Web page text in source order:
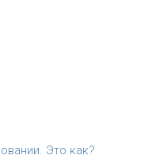
Это как?